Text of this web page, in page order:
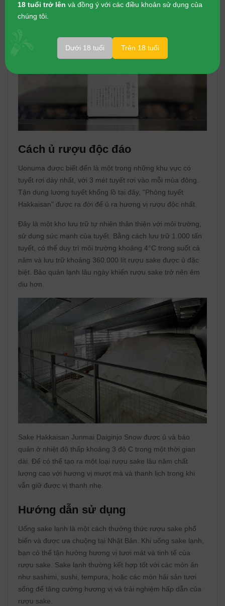
Cách ủ rượu độc đáo
Uonuma được biết đến là một trong những khu vực có
tuyết rơi dày nhất, với 3 mét tuyết rơi vào mỗi mùa đông.
Tận dụng lượng tuyết khổng lồ tại đây, "Phòng tuyết
Hakkaisan" được ra đời để ủ ra hương vị rượu độc nhất.
Đây là một kho lưu trữ tự nhiên thân thiện với môi trường,
sử dụng sức mạnh của tuyết. Bằng cách lưu trữ 1.000 tấn
tuyết, có thể duy trì môi trường khoảng 4°C trong suốt cả
năm và lưu trữ khoảng 360.000 lít rượu sake được ủ đặc
biệt. Bảo quản lạnh lâu ngày khiến rượu sake trở nên êm
dịu hơn.
Sake Hakkaisan Junmai Daiginjo Snow được ủ và bảo
quản ở nhiệt độ thấp khoảng 3 độ C trong một thời gian
dài. Để có thể tạo ra một loại rượu sake lâu năm chất
lượng cao với hương vị mượt mà và thanh lịch trong khi
vẫn giữ được vị thanh nhẹ.
Hướng dẫn sử dụng
Uống sake lạnh là một cách thưởng thức rượu sake phổ
biến và được ưa chuộng tại Nhật Bản. Khi uống sake lạnh,
bạn có thể tận hưởng hương vị tươi mát và tinh tế của
rượu sake. Sake lạnh thường kết hợp tốt với các món ăn
như sashimi, sushi, tempura, hoặc các món hải sản tươi
sống để tăng cường hương vị và trải nghiệm hấp dẫn của
rượu sake.
18 tuổi trở lên và đồng ý với các điều khoản sử dụng của
chúng tôi.
Dưới 18 tuổi Trên 18 tuổi